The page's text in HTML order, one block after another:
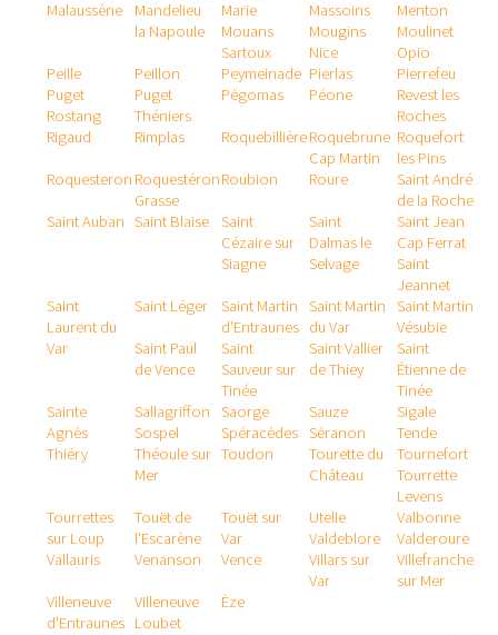
Malaussène
Mandelieu
la Napoule
Marie Massoins
Menton
Mouans
Sartoux
Mougins
Moulinet
Nice
Opio
Peille
Peillon Peymeinade Pierlas
Pierrefeu
Puget
Rostang
Puget
Théniers
Pégomas Péone
Revest les
Roches
Rigaud
Rimplas RoquebillièreRoquebrune
Cap Martin
Roquefort
les Pins
Roquesteron Roquestéron
Grasse
Roubion Roure
Saint André
de la Roche
Saint Auban Saint Blaise
Saint
Cézaire sur
Siagne
Saint
Dalmas le
Selvage
Saint Jean
Cap Ferrat
Saint
Jeannet
Saint
Laurent du
Var
Saint Léger
Saint Martin
d'Entraunes
Saint Martin
du Var
Saint Martin
Vésubie
Saint Paul
de Vence
Saint
Sauveur sur
Tinée
Saint Vallier
de Thiey
Saint
Étienne de
Tinée
Sainte
Agnès
Sallagriffon Saorge Sauze
Sigale
Sospel
Spéracèdes Séranon
Tende
Thiéry
Théoule sur
Mer
Toudon
Tourette du
Château
Tournefort
Tourrette
Levens
Tourrettes
sur Loup
Touët de
l'Escarène
Touët sur
Var
Utelle
Valbonne
Valdeblore
Valderoure
Vallauris
Venanson Vence
Villars sur
Var
Villefranche
sur Mer
Villeneuve
d'Entraunes
Villeneuve
Loubet
Èze